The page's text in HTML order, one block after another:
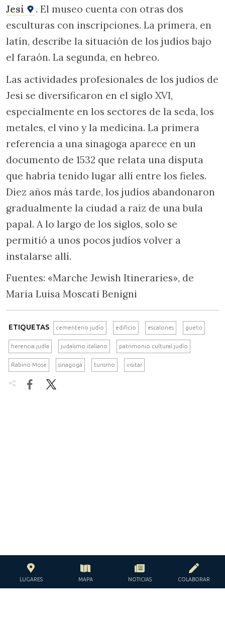
Jesi
. El museo cuenta con otras dos
esculturas con inscripciones. La primera, en
latín, describe la situación de los judíos bajo
el faraón. La segunda, en hebreo.
Las actividades profesionales de los judíos de
Jesi se diversificaron en el siglo XVI,
especialmente en los sectores de la seda, los
metales, el vino y la medicina. La primera
referencia a una sinagoga aparece en un
documento de 1532 que relata una disputa
que habría tenido lugar allí entre los fieles.
Diez años más tarde, los judíos abandonaron
gradualmente la ciudad a raíz de una bula
papal. A lo largo de los siglos, solo se
permitió a unos pocos judíos volver a
instalarse allí.
Fuentes: «Marche Jewish Itineraries», de
Maria Luisa Moscati Benigni
ETIQUETAS cementerio judío edificio escalones gueto
herencia judía judaísmo italiano patrimonio cultural judío
Rabino Mose sinagoga turismo visitar
 
LUGARES MAPA NOTICIAS COLABORAR